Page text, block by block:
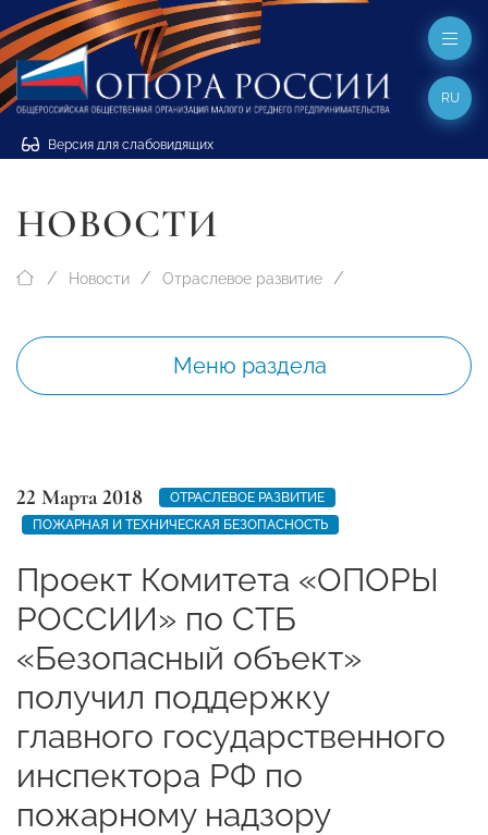
Версия для слабовидящих
RU
НОВОСТИ
Новости Отраслевое развитие
Меню раздела
22 Марта 2018
ОТРАСЛЕВОЕ РАЗВИТИЕ
ПОЖАРНАЯ И ТЕХНИЧЕСКАЯ БЕЗОПАСНОСТЬ
Проект Комитета «ОПОРЫ
РОССИИ» по СТБ
«Безопасный объект»
получил поддержку
главного государственного
инспектора РФ по
пожарному надзору